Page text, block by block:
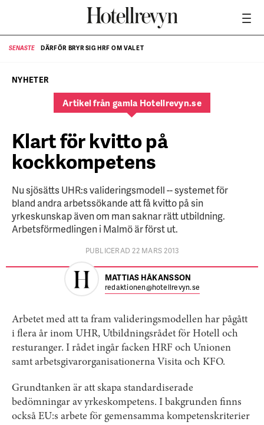
SENASTE DÄRFÖR BRYR SIG HRF OM VALET
NYHETER
Artikel från gamla Hotellrevyn.se
Klart för kvitto på
kockkompetens
Nu sjösätts UHR:s valideringsmodell -- systemet för
bland andra arbetssökande att få kvitto på sin
yrkeskunskap även om man saknar rätt utbildning.
Arbetsförmedlingen i Malmö är först ut.
PUBLICERAD 22 MARS 2013
MATTIAS HÅKANSSON
redaktionen@hotellrevyn.se
Arbetet med att ta fram valideringsmodellen har pågått
i flera år inom UHR, Utbildningsrådet för Hotell och
resturanger. I rådet ingår facken HRF och Unionen
samt arbetsgivarorganisationerna Visita och KFO.
Grundtanken är att skapa standardiserade
bedömningar av yrkeskompetens. I bakgrunden finns
också EU:s arbete för gemensamma kompetenskriterier